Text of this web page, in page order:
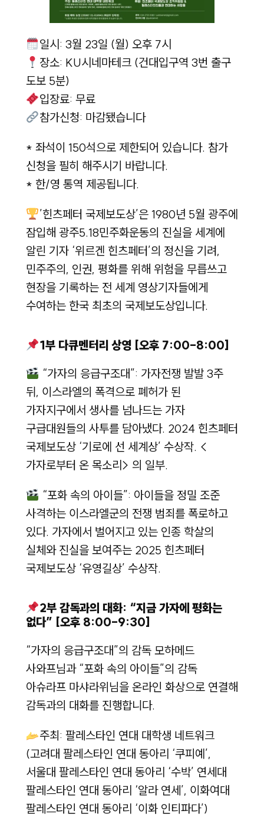
일시: 3월 23일 (월) 오후 7시
장소: KU시네마테크 (건대입구역 3번 출구
도보 5분)
입장료: 무료
참가신청: 마감됐습니다
* 좌석이 150석으로 제한되어 있습니다. 참가
신청을 필히 해주시기 바랍니다.
* 한/영 통역 제공됩니다.
’힌츠페터 국제보도상’은 1980년 5월 광주에
잠입해 광주5.18민주화운동의 진실을 세계에
알린 기자 ‘위르겐 힌츠페터’의 정신을 기려,
민주주의, 인권, 평화를 위해 위험을 무릅쓰고
현장을 기록하는 전 세계 영상기자들에게
수여하는 한국 최초의 국제보도상입니다.
1부 다큐멘터리 상영 [오후 7:00-8:00]
“가자의 응급구조대”: 가자전쟁 발발 3주
뒤, 이스라엘의 폭격으로 폐허가 된
가자지구에서 생사를 넘나드는 가자
구급대원들의 사투를 담아냈다. 2024 힌츠페터
국제보도상 ‘기로에 선 세계상’ 수상작. <
가자로부터 온 목소리> 의 일부.
“포화 속의 아이들”: 아이들을 정밀 조준
사격하는 이스라엘군의 전쟁 범죄를 폭로하고
있다. 가자에서 벌어지고 있는 인종 학살의
실체와 진실을 보여주는 2025 힌츠페터
국제보도상 ‘유영길상’ 수상작.
2부 감독과의 대화: “지금 가자에 평화는
없다” [오후 8:00-9:30]
“가자의 응급구조대”의 감독 모하메드
사와프님과 “포화 속의 아이들”의 감독
아슈라프 마샤라위님을 온라인 화상으로 연결해
감독과의 대화를 진행합니다.
주최: 팔레스타인 연대 대학생 네트워크
(고려대 팔레스타인 연대 동아리 ‘쿠피예’,
서울대 팔레스타인 연대 동아리 ‘수박’ 연세대
팔레스타인 연대 동아리 ‘알라 연세’, 이화여대
팔레스타인 연대 동아리 ‘이화 인티파다’)